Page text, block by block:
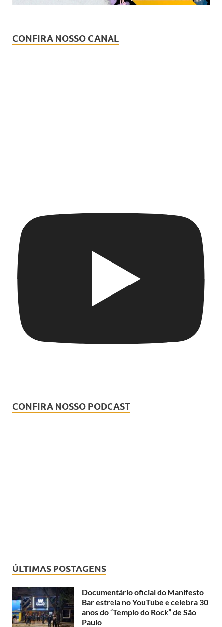
CONFIRA NOSSO CANAL
CONFIRA NOSSO PODCAST
ÚLTIMAS POSTAGENS
Documentário oficial do Manifesto
Bar estreia no YouTube e celebra 30
anos do “Templo do Rock” de São
Paulo